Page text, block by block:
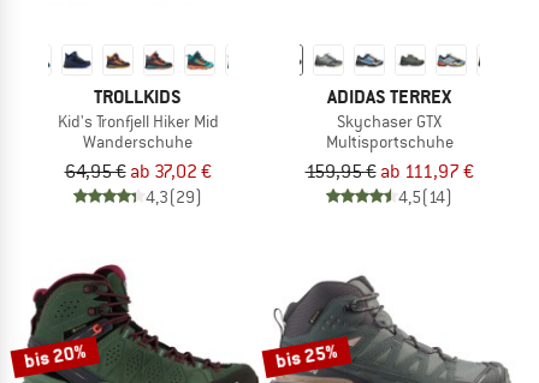
TROLLKIDS
Kid's Tronfjell Hiker Mid
Wanderschuhe
64,95 € ab 37,02 €
4,3(29)
ADIDAS TERREX
Skychaser GTX
Multisportschuhe
159,95 € ab 111,97 €
4,5(14)
bis 20% bis 25%